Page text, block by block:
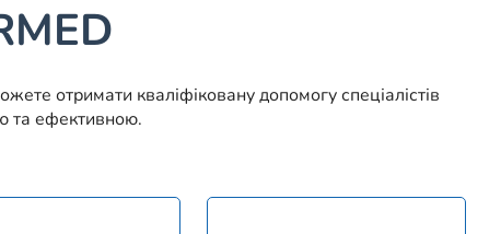
отримати кваліфіковану допомогу спеціалістів
та ефективною.